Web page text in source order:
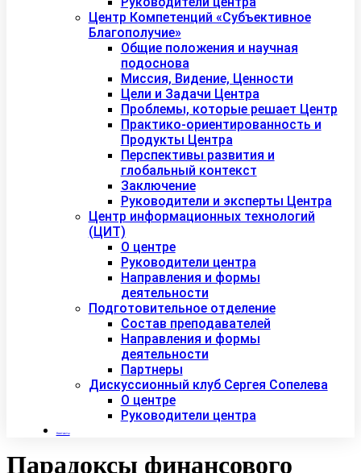
Центр Компетенций «Субъективное
Благополучие»
Общие положения и научная
подоснова
Миссия, Видение, Ценности
Цели и Задачи Центра
Проблемы, которые решает Центр
Практико-ориентированность и
Продукты Центра
Перспективы развития и
глобальный контекст
Заключение
Руководители и эксперты Центра
Центр информационных технологий
(ЦИТ)
О центре
Руководители центра
Направления и формы
деятельности
Подготовительное отделение
Состав преподавателей
Направления и формы
деятельности
Партнеры
Дискуссионный клуб Сергея Сопелева
О центре
Руководители центра
Контакты
Парадоксы финансового